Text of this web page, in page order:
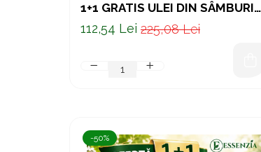
1+1 GRATIS ULEI DIN SÂMBURI
DE STRUGURI ROȘII PRESAT LA
RECE – SUPORT NATURAL
225,08 Lei
112,54 Lei
-50%